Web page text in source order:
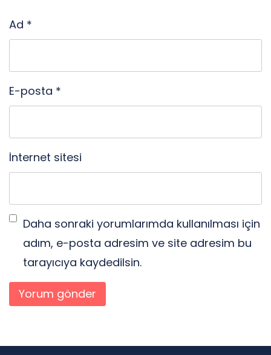
Ad *
E-posta *
İnternet sitesi
Daha sonraki yorumlarımda kullanılması için
adım, e-posta adresim ve site adresim bu
tarayıcıya kaydedilsin.